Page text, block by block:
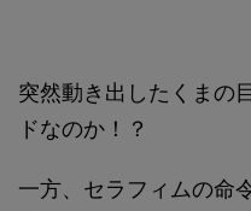
突然動き出したくまの
ドなのか！？
一方、セラフィムの命